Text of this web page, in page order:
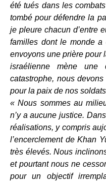
été tués dans les
tombé pour défendre la
je pleure chacun d’entre
familles dont le monde
envoyons une prière pour
israélienne mène une
catastrophe, nous
pour la paix de nos
« Nous sommes au
n’y a aucune justice.
réalisations, y compris
l’encerclement de Khan
très élevés. Nous
et pourtant nous ne
pour un objectif